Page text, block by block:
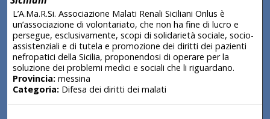
L’A.Ma.R.Si. Associazione Malati Renali Siciliani Onlus è
un’associazione di volontariato, che non ha fine di lucro e
persegue, esclusivamente, scopi di solidarietà sociale, socio-
assistenziali e di tutela e promozione dei diritti dei pazienti
nefropatici della Sicilia, proponendosi di operare per la
soluzione dei problemi medici e sociali che li riguardano.
Provincia:messina
Categoria:Difesa dei diritti dei malati